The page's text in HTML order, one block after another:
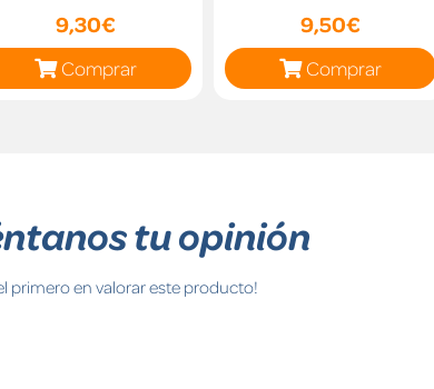
9,30€
Comprar
9,50€
Comprar
tu opinión
primero en valorar este producto!